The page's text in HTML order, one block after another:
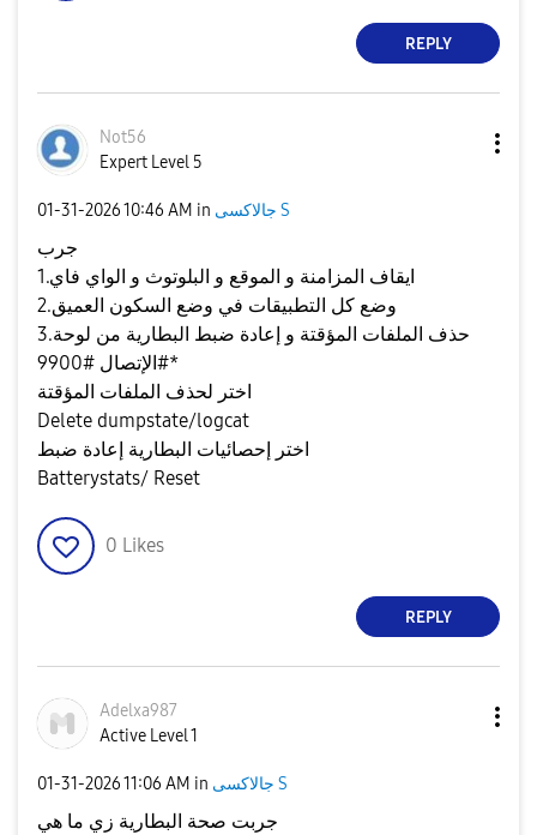
REPLY
Not56
Expert Level 5
‎01-31-202610:46 AM in جالاكسى S
جرب
1.ايقاف المزامنة و الموقع و البلوتوث و الواي فاي
2.وضع كل التطبيقات في وضع السكون العميق
3.حذف الملفات المؤقتة و إعادة ضبط البطارية من لوحة
الإتصال #9900#*
اختر لحذف الملفات المؤقتة
Delete dumpstate/logcat
اختر إحصائيات البطارية إعادة ضبط
Batterystats/ Reset
0 Likes
REPLY
Adelxa987
Active Level 1
‎01-31-202611:06 AM in جالاكسى S
جربت صحة البطارية زي ما هي